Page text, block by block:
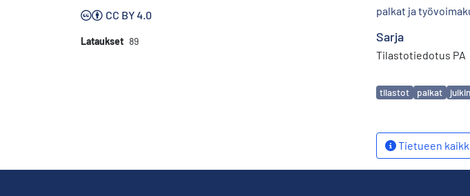
CC BY 4.0
Lataukset 89
palkat ja
Sarja
Tilastotiedotus PA
Avainsanat
tilastot palkat
Tietueen